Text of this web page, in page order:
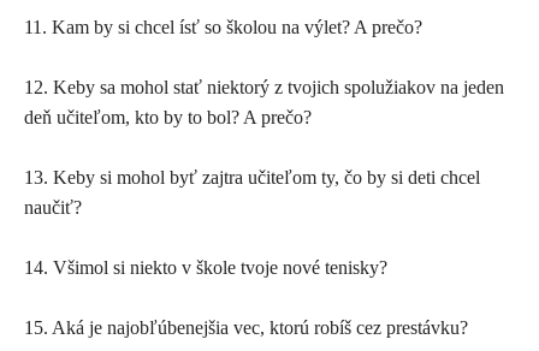
11. Kam by si chcel ísť so školou na výlet? A prečo?
12. Keby sa mohol stať niektorý z tvojich spolužiakov na jeden
deň učiteľom, kto by to bol? A prečo?
13. Keby si mohol byť zajtra učiteľom ty, čo by si deti chcel
naučiť?
14. Všimol si niekto v škole tvoje nové tenisky?
15. Aká je najobľúbenejšia vec, ktorú robíš cez prestávku?